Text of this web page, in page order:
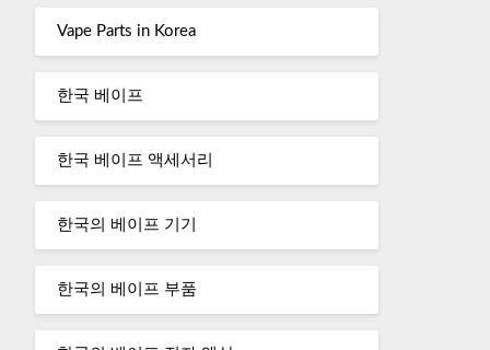
Vape Parts in Korea
한국 베이프
한국 베이프 액세서리
한국의 베이프 기기
한국의 베이프 부품